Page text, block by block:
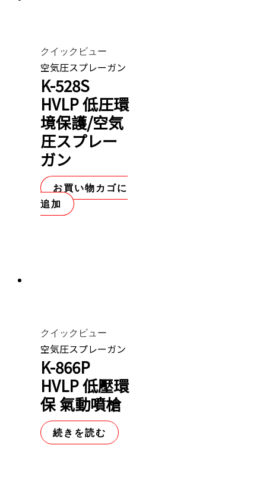
クイックビュー
空気圧スプレーガン
K-528S
HVLP 低圧環
境保護/空気
圧スプレー
ガン
お買い物カゴに
追加
クイックビュー
空気圧スプレーガン
K-866P
HVLP 低壓環
保 氣動噴槍
続きを読む